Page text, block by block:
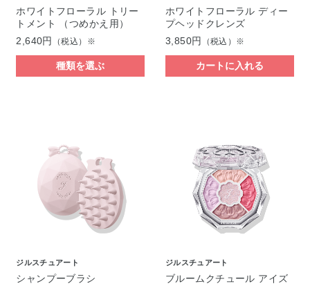
ホワイトフローラル トリー
トメント （つめかえ用）
2,640円
（税込）※
種類を選ぶ
ホワイトフローラル ディー
プヘッドクレンズ
3,850円
（税込）※
カートに入れる
ジルスチュアート
シャンプーブラシ
ジルスチュアート
ブルームクチュール アイズ